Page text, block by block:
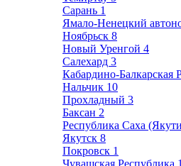
Сарань 1
Ямало-Ненецкий
Ноябрьск 8
Новый Уренгой 4
Салехард 3
Кабардино-Балкарская
Нальчик 10
Прохладный 3
Баксан 2
Республика Саха
Якутск 8
Покровск 1
Чувашская Республика